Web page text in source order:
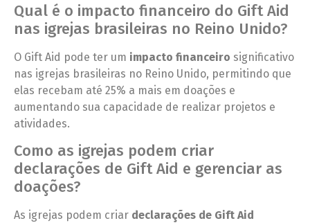
Qual é o impacto financeiro do Gift Aid
nas igrejas brasileiras no Reino Unido?
O Gift Aid pode ter um impacto financeiro significativo
nas igrejas brasileiras no Reino Unido, permitindo que
elas recebam até 25% a mais em doações e
aumentando sua capacidade de realizar projetos e
atividades.
Como as igrejas podem criar
declarações de Gift Aid e gerenciar as
doações?
As igrejas podem criar declarações de Gift Aid